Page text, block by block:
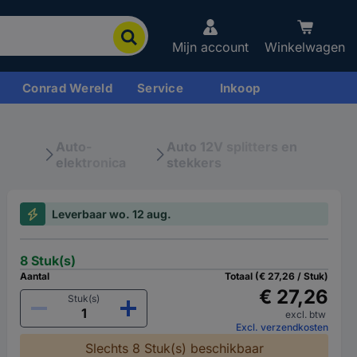
Mijn account Winkelwagen
Conrad Wereld Service Inkoop
Auto-
elektronica
Auto 12V splitters en
stekkers
Leverbaar wo. 12 aug.
8 Stuk(s)
Aantal
Stuk(s)
Totaal (€ 27,26 / Stuk)
€ 27,26
excl. btw
Excl. verzendkosten
Slechts 8 Stuk(s) beschikbaar